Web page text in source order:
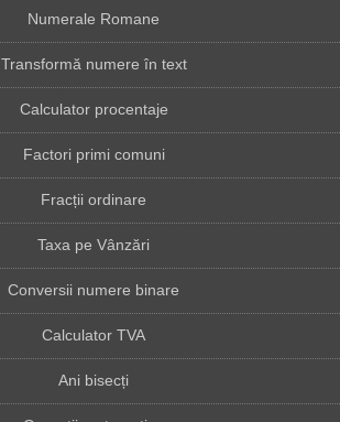
Numerale Romane
Transformă numere în text
Calculator procentaje
Factori primi comuni
Fracții ordinare
Taxa pe Vânzări
Conversii numere binare
Calculator TVA
Ani bisecți